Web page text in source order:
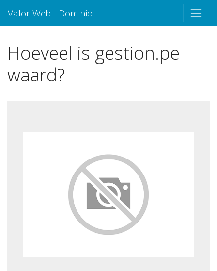
Valor Web - Dominio
Hoeveel is gestion.pe
waard?